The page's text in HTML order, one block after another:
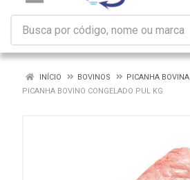
INÍCIO BOVINOS
PICANHA BOVINA
PICANHA BOVINO CONGELADO PUL KG